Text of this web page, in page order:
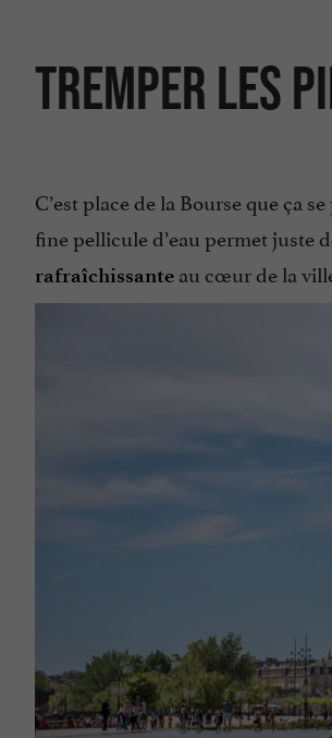
TREMPER LES
C’est place de la Bourse que ça
fine pellicule d’eau permet juste
rafraîchissante au cœur de la